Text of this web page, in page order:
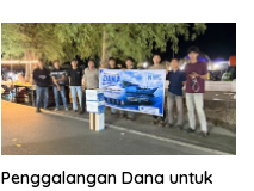
Penggalangan Dana untuk